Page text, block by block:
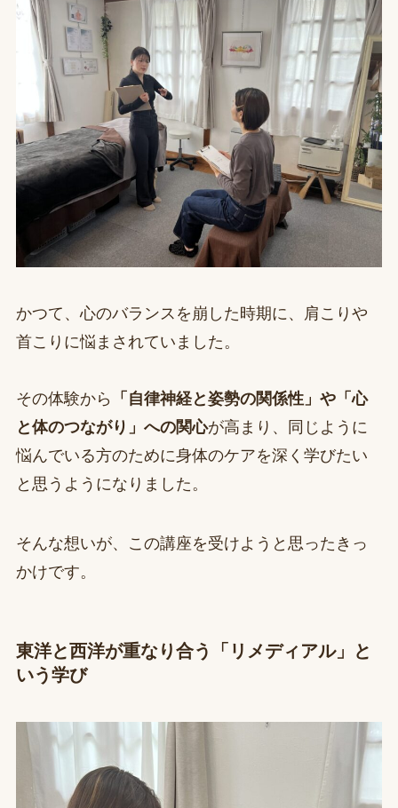
かつて、心のバランスを崩した時期に、肩こりや
首こりに悩まされていました。
その体験から
「自律神経と姿勢の関係性」や「心
と体のつながり」への関心が高まり、同じように
悩んでいる方のために身体のケアを深く学びたい
と思うようになりました。
そんな想いが、この講座を受けようと思ったきっ
かけです。
東洋と西洋が重なり合う「リメディアル」と
いう学び